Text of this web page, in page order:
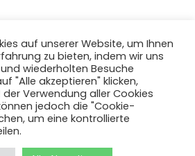
durch das Forschungs-
Horizon 2020 der
unter der
Nr. 101036418 gefördert.
Richtlinie
auf unserer Website, um Ihnen
zu bieten, indem wir uns
wiederholten Besuche
"Alle akzeptieren" klicken,
Verwendung aller Cookies
jedoch die "Cookie-
um eine kontrollierte